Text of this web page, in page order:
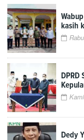
kasih
DPRD
Dedy